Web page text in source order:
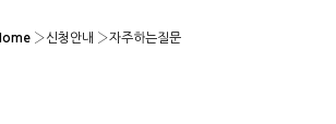
›신청안내 ›자주하는질문